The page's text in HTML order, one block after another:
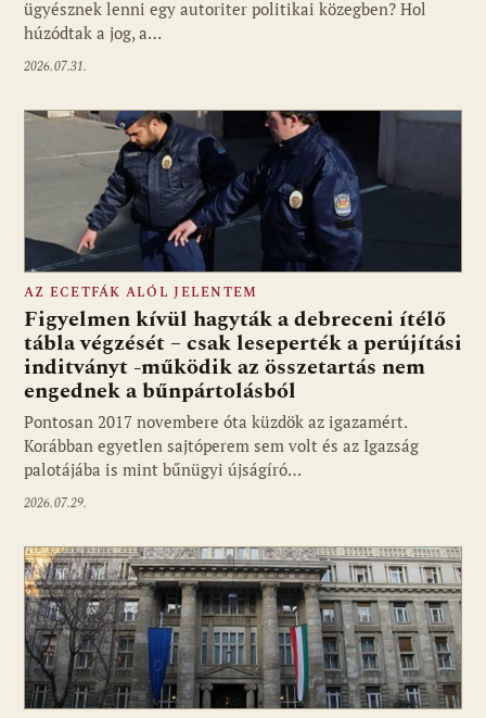
ügyésznek lenni egy autoriter politikai közegben? Hol
húzódtak a jog, a…
2026.07.31.
AZ ECETFÁK ALÓL JELENTEM
Figyelmen kívül hagyták a debreceni ítélő
tábla végzését – csak leseperték a perújítási
inditványt -működik az összetartás nem
engednek a bűnpártolásból
Pontosan 2017 novembere óta küzdök az igazamért.
Korábban egyetlen sajtóperem sem volt és az Igazság
palotájába is mint bűnügyi újságíró…
2026.07.29.